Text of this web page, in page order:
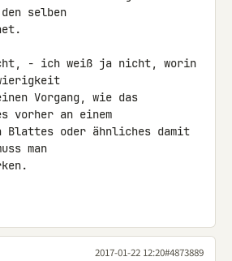
selben
- ich weiß ja nicht, worin
Vorgang, wie das
vorher an einem
Blattes oder ähnliches damit
man
2017-01-22 12:20#4873889